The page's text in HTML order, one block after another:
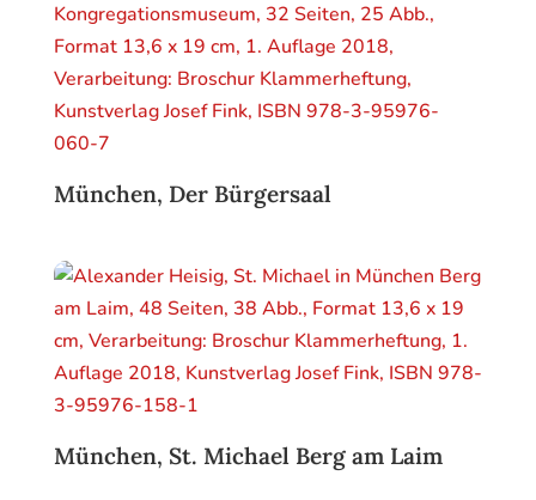
München, Der Bürgersaal
München, St. Michael Berg am Laim